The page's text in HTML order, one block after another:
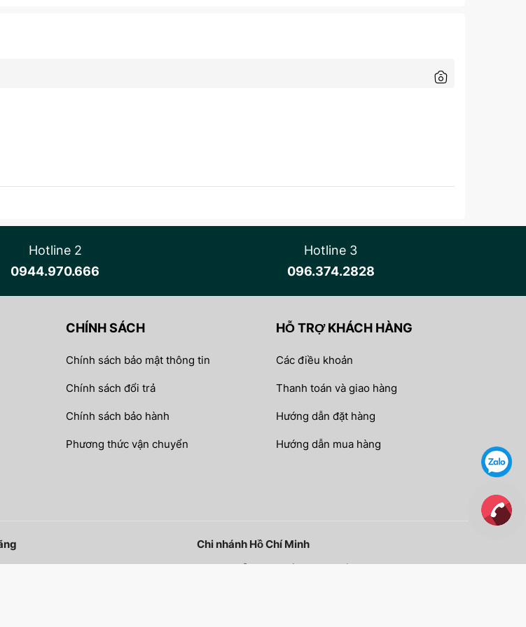
Hotline 2
0944.970.666
Hotline 3
096.374.2828
CHÍNH SÁCH
Chính sách bảo mật thông tin
Chính sách đổi trả
Chính sách bảo hành
Phương thức vận chuyển
HỖ TRỢ KHÁCH HÀNG
Các điều khoản
Thanh toán và giao hàng
Hướng dẫn đặt hàng
Hướng dẫn mua hàng
Pháp - Phường Hoà Minh - TP Đà
Chi nhánh Hồ Chí Minh
510 Nguyễn Văn Khối, F.9, TP. Hồ Chí Minh